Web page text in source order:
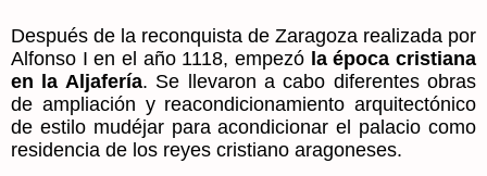
Después de la reconquista de Zaragoza realizada por
Alfonso I en el año 1118, empezó la época cristiana
en la Aljafería. Se llevaron a cabo diferentes obras
de ampliación y reacondicionamiento arquitectónico
de estilo mudéjar para acondicionar el palacio como
residencia de los reyes cristiano aragoneses.